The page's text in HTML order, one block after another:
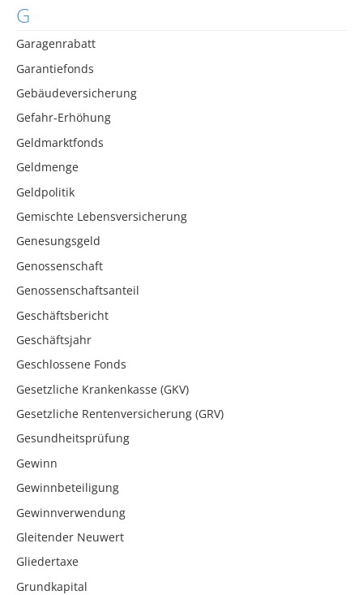
G
Garagenrabatt
Garantiefonds
Gebäudeversicherung
Gefahr-Erhöhung
Geldmarktfonds
Geldmenge
Geldpolitik
Gemischte Lebensversicherung
Genesungsgeld
Genossenschaft
Genossenschaftsanteil
Geschäftsbericht
Geschäftsjahr
Geschlossene Fonds
Gesetzliche Krankenkasse (GKV)
Gesetzliche Rentenversicherung (GRV)
Gesundheitsprüfung
Gewinn
Gewinnbeteiligung
Gewinnverwendung
Gleitender Neuwert
Gliedertaxe
Grundkapital